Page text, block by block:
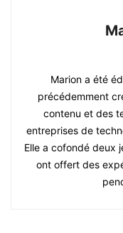
Marion a été
précédemment
contenu et des
entreprises de
Elle a cofondé deux
ont offert des